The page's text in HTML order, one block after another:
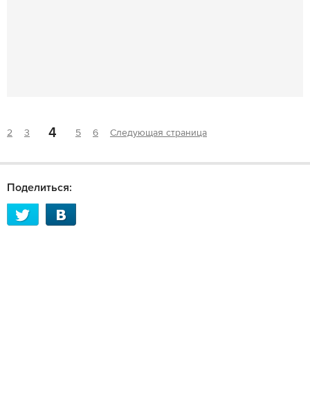
2 3 4 5 6 Следующая страница
Поделиться: